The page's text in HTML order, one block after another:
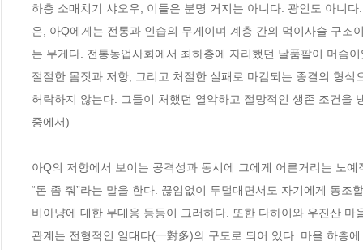
하층 소매치기 샤오우, 이들은 분명 거지는 아니다. 광인도 아니
은, 아Q에게는 전통과 인습의 무게이며 계층 간의 먹이사슬 구
는 무게다. 전통농업사회에서 최하층에 자리했던 날품팔이 머슴
절절한 몸짓과 저항, 그리고 처절한 실패로 마감되는 종결의 형
허락하지 않는다. 그들이 처했던 열악하고 절망적인 생존 조건을
중에서)
아Q의 저항에서 보이는 공격성과 동시에 그에게 어른거리는 노
“돈 좀 줘”라는 말을 한다. 끊임없이 투덜대면서도 자기에게 동조
비아냥에 대한 무대응 등등이 그러하다. 또한 다하이와 우진산
관계는 전형적인 일대다(一對多)의 구도로 되어 있다. 마을 하층